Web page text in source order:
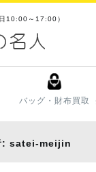
日10:00～17:00）
バッグ・財布買取
: satei-meijin